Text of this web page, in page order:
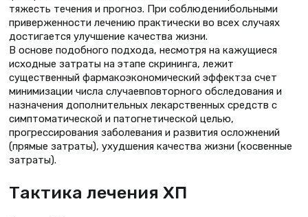
тяжесть течения и прогноз. При соблюдениибольными
приверженности лечению практически во всех случаях
достигается улучшение качества жизни.
В основе подобного подхода, несмотря на кажущиеся
исходные затраты на этапе скрининга, лежит
существенный фармакоэкономический эффектза счет
минимизации числа случаевповторного обследования и
назначения дополнительных лекарственных средств с
симптоматической и патогнетической целью,
прогрессирования заболевания и развития осложнений
(прямые затраты), ухудшения качества жизни (косвенные
затраты).
Тактика лечения ХП